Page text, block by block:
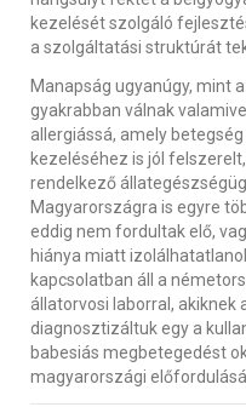
kezelését szolgáló
a szolgáltatási struktúrát
Manapság ugyanúgy, mint
gyakrabban válnak
allergiássá, amely
kezeléséhez is jól
rendelkező
Magyarországra is egyre
eddig nem fordultak elő,
hiánya miatt
kapcsolatban áll a
állatorvosi laborral, akiknek
diagnosztizáltuk egy a
babesiás megbetegedést
magyarországi